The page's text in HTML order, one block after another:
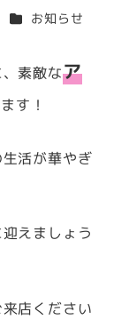
カテゴリー
お知らせ
素敵なア
す！
活が華やぎ
えましょう
店ください